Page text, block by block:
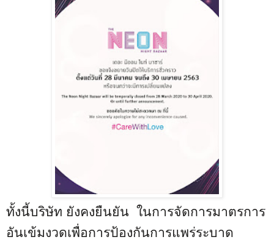
ทั้งนี้บริษัท ยังคงยืนยัน ในการจัดการมาตรการ
อันเข้มงวดเพื่อการป้องกันการแพร่ระบาด